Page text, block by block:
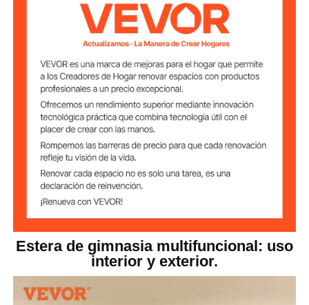
5980x1010x100 mm /
235,4x39,8x3,9 pulgadas
Estera de gimnasia multifuncional: uso
interior y exterior.